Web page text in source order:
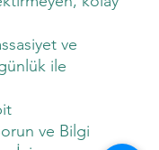
ve
ile
ve Bilgi